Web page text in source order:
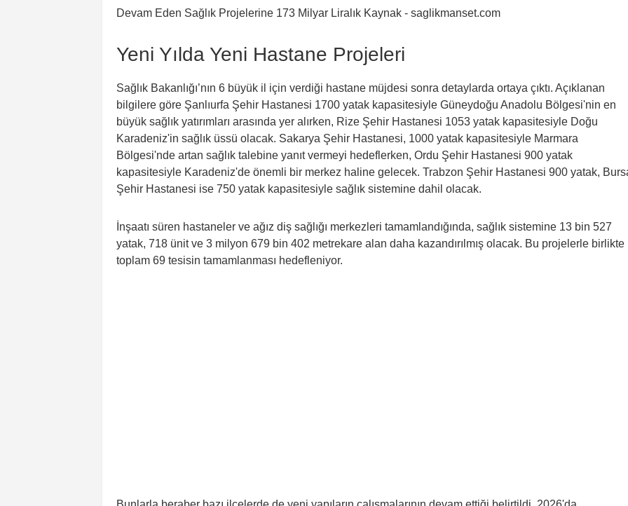
Yeni Yılda Yeni Hastane Projeleri
Sağlık Bakanlığı’nın 6 büyük il için verdiği hastane müjdesi sonra detaylarda ortaya çıktı. Açıklanan
bilgilere göre Şanlıurfa Şehir Hastanesi 1700 yatak kapasitesiyle Güneydoğu Anadolu Bölgesi'nin en
büyük sağlık yatırımları arasında yer alırken, Rize Şehir Hastanesi 1053 yatak kapasitesiyle Doğu
Karadeniz'in sağlık üssü olacak. Sakarya Şehir Hastanesi, 1000 yatak kapasitesiyle Marmara
Bölgesi'nde artan sağlık talebine yanıt vermeyi hedeflerken, Ordu Şehir Hastanesi 900 yatak
kapasitesiyle Karadeniz'de önemli bir merkez haline gelecek. Trabzon Şehir Hastanesi 900 yatak,
Şehir Hastanesi ise 750 yatak kapasitesiyle sağlık sistemine dahil olacak.
İnşaatı süren hastaneler ve ağız diş sağlığı merkezleri tamamlandığında, sağlık sistemine 13 bin 527
yatak, 718 ünit ve 3 milyon 679 bin 402 metrekare alan daha kazandırılmış olacak. Bu projelerle birlikte
toplam 69 tesisin tamamlanması hedefleniyor.